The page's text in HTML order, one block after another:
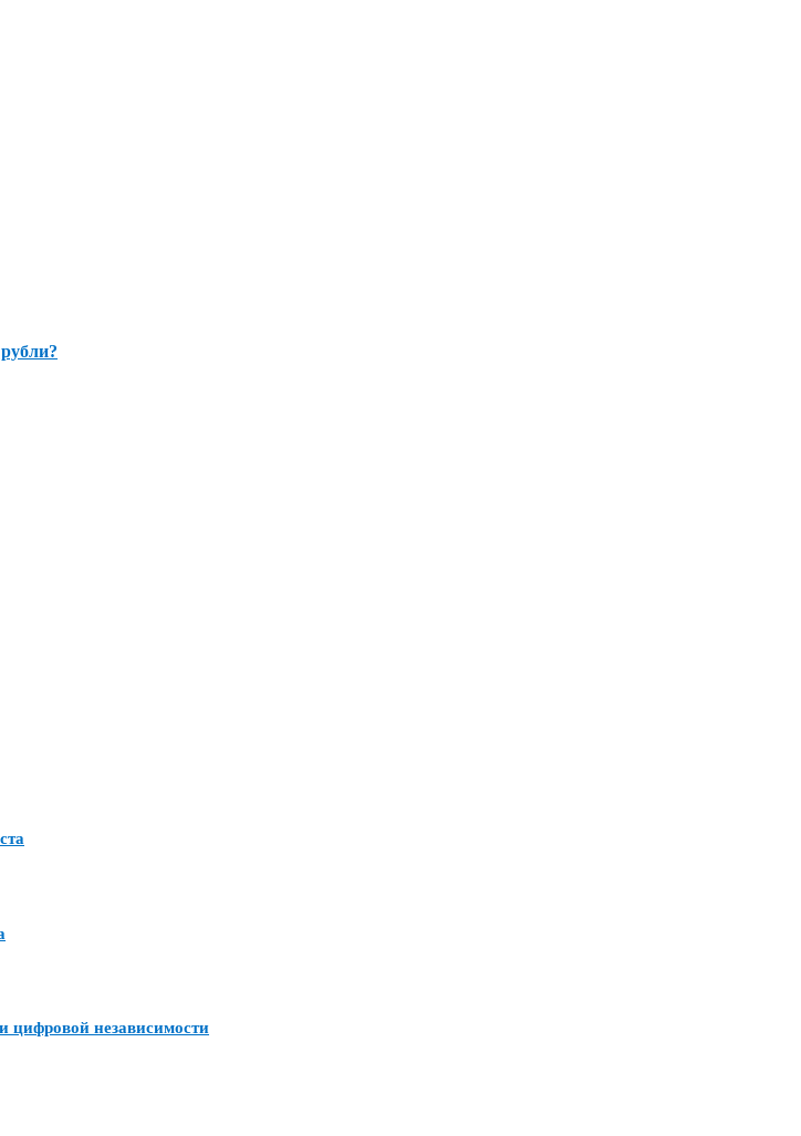
цифровой независимости